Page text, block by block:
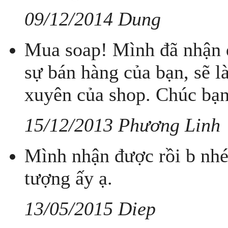
09/12/2014 Dung
Mua soap! Mình đã
sự bán hàng của bạn, sẽ
xuyên của shop. Chúc
15/12/2013 Phương Linh
Mình nhận được rồi b
tượng ấy ạ.
13/05/2015 Diep